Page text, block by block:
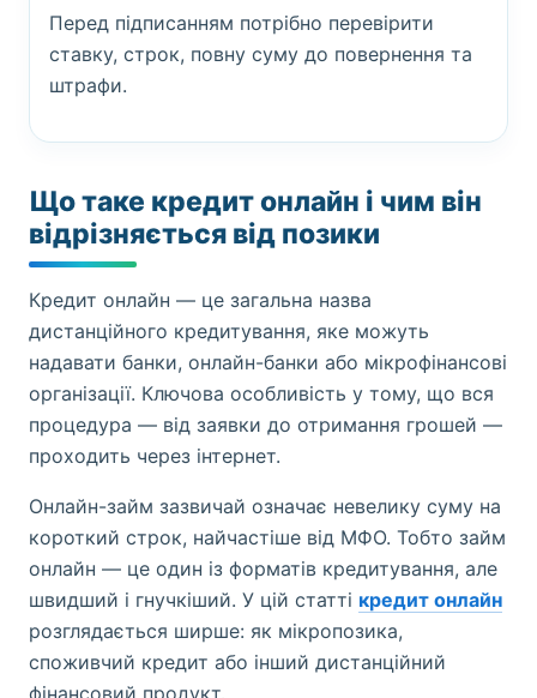
Перед підписанням потрібно перевірити
ставку, строк, повну суму до повернення та
штрафи.
Що таке кредит онлайн і чим він
відрізняється від позики
Кредит онлайн — це загальна назва
дистанційного кредитування, яке можуть
надавати банки, онлайн-банки або мікрофінансові
організації. Ключова особливість у тому, що вся
процедура — від заявки до отримання грошей —
проходить через інтернет.
Онлайн-займ зазвичай означає невелику суму на
короткий строк, найчастіше від МФО. Тобто займ
онлайн — це один із форматів кредитування, але
швидший і гнучкіший. У цій статті кредит онлайн
розглядається ширше: як мікропозика,
споживчий кредит або інший дистанційний
фінансовий продукт.